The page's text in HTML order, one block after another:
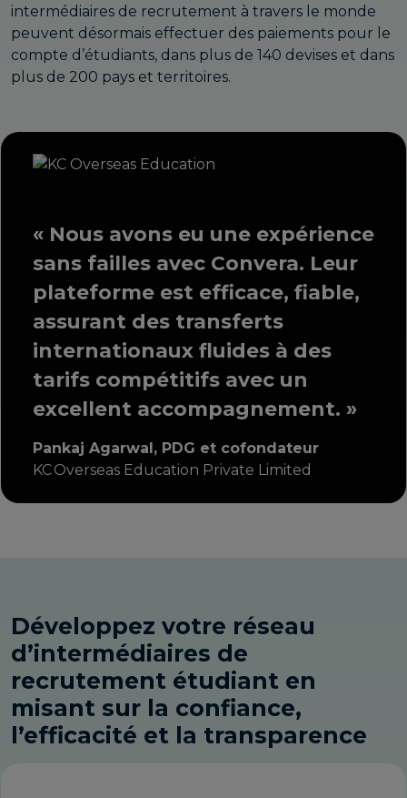
intermédiaires de recrutement à travers le monde
peuvent désormais effectuer des paiements pour le
compte d’étudiants, dans plus de 140 devises et dans
plus de 200 pays et territoires.
« Nous avons eu une expérience
sans failles avec Convera. Leur
plateforme est efficace, fiable,
assurant des transferts
internationaux fluides à des
tarifs compétitifs avec un
excellent accompagnement. »
Pankaj Agarwal, PDG et cofondateur
KC Overseas Education Private Limited
Développez votre réseau
d’intermédiaires de
recrutement étudiant en
misant sur la confiance,
l’efficacité et la transparence